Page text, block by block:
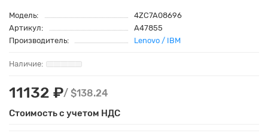
Модель:
4ZC7A08696
Артикул:
A47855
Производитель:
Lenovo / IBM
11132 ₽/ $138.24
Стоимость с учетом НДС